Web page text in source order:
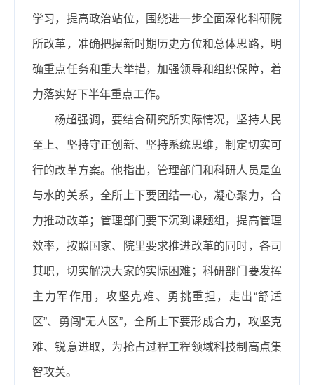
学习，提高政治站位，围绕进一步全面深化科研院
所改革，准确把握新时期历史方位和总体思路，明
确重点任务和重大举措，加强领导和组织保障，着
力落实好下半年重点工作。
杨超强调，要结合研究所实际情况，坚持人民
至上、坚持守正创新、坚持系统思维，制定切实可
行的改革方案。他指出，管理部门和科研人员是鱼
与水的关系，全所上下要团结一心，凝心聚力，合
力推动改革；管理部门要下沉到课题组，提高管理
效率，按照国家、院里要求推进改革的同时，各司
其职，切实解决大家的实际困难；科研部门要发挥
主力军作用，攻坚克难、勇挑重担，走出“舒适
区”、勇闯“无人区”，全所上下要形成合力，攻坚克
难、锐意进取，为抢占过程工程领域科技制高点集
智攻关。